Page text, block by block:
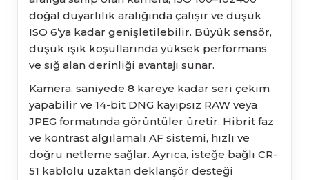
doğal duyarlılık aralığında çalışır ve düşük
ISO 6’ya kadar genişletilebilir. Büyük sensör,
düşük ışık koşullarında yüksek performans
ve sığ alan derinliği avantajı sunar.
Kamera, saniyede 8 kareye kadar seri çekim
yapabilir ve 14-bit DNG kayıpsız RAW veya
JPEG formatında görüntüler üretir. Hibrit faz
ve kontrast algılamalı AF sistemi, hızlı ve
doğru netleme sağlar. Ayrıca, isteğe bağlı CR-
51 kablolu uzaktan deklanşör desteği